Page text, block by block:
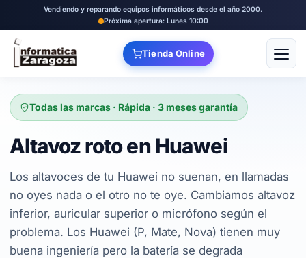
Vendiendo y reparando equipos informáticos desde el año 2000.
Próxima apertura: Lunes 10:00
Tienda Online Abrir
Todas las marcas · Rápida · 3 meses garantía
Altavoz roto en Huawei
Los altavoces de tu Huawei no suenan, en llamadas
no oyes nada o el otro no te oye. Cambiamos altavoz
inferior, auricular superior o micrófono según el
problema. Los Huawei (P, Mate, Nova) tienen muy
buena ingeniería pero la batería se degrada